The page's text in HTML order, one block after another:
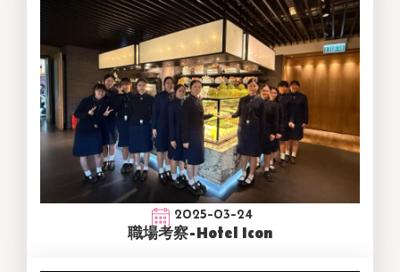
2025-03-24
職場考察-Hotel Icon